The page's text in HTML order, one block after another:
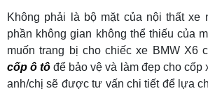
Không phải là bộ mặt của nội thất xe
phần không gian không thể thiếu của
muốn trang bị cho chiếc xe BMW X6
cốp ô tô để bảo vệ và làm đẹp cho cốp
anh/chị sẽ được tư vấn chi tiết để lựa